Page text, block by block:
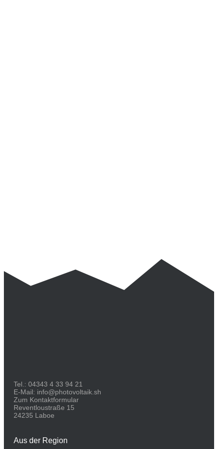
Tel.: 04343 4 33 94 21
E-Mail: info@photovoltaik.sh
Zum Kontaktformular
Reventloustraße 15
24235 Laboe
Aus der Region